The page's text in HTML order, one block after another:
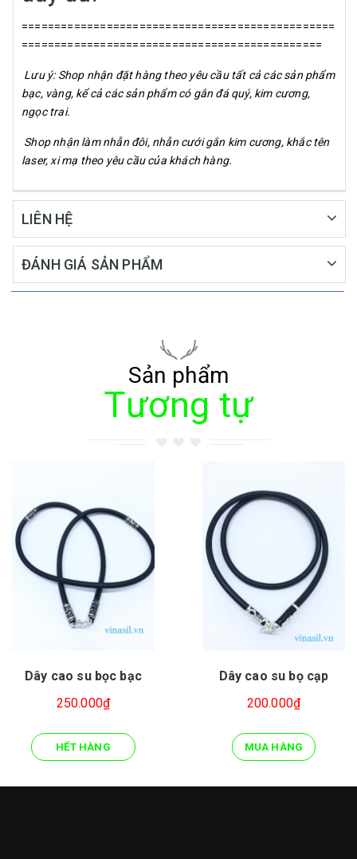
================================================
==============================================
Lưu ý: Shop nhận đặt hàng theo yêu cầu tất cả các sản phẩm
bạc, vàng, kể cả các sản phẩm có gắn đá quý, kim cương,
ngọc trai.
Shop nhận làm nhẫn đôi, nhẫn cưới gắn kim cương, khắc tên
laser, xi mạ theo yêu cầu của khách hàng.
LIÊN HỆ
ĐÁNH GIÁ SẢN PHẨM
Sản phẩm
Tương tự
Dây cao su bọc bạc
250.000₫
HẾT HÀNG
Dây cao su bọ cạp
200.000₫
MUA HÀNG